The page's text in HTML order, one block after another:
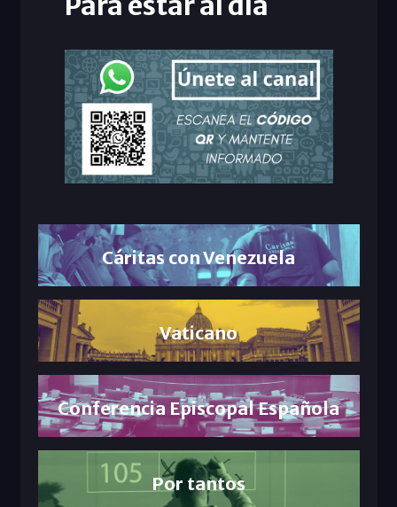
Cáritas con Venezuela
Vaticano
Conferencia Episcopal Española
Por tantos